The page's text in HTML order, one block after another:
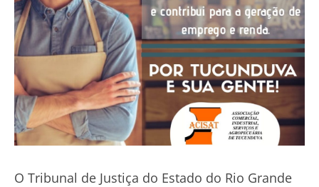
O Tribunal de Justiça do Estado do Rio Grande